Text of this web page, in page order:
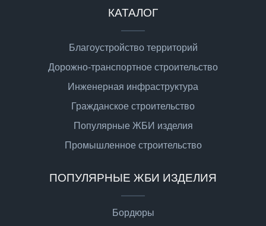
КАТАЛОГ
Благоустройство территорий
Дорожно-транспортное строительство
Инженерная инфраструктура
Гражданское строительство
Популярные ЖБИ изделия
Промышленное строительство
ПОПУЛЯРНЫЕ ЖБИ ИЗДЕЛИЯ
Бордюры